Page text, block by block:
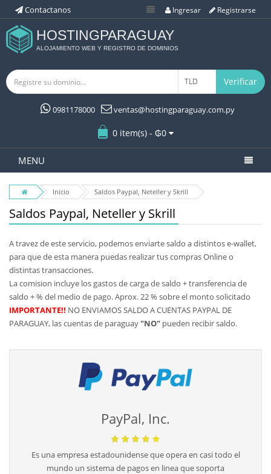
Contactanos Ingresar Registrarse
HOSTINGPARAGUAY
ALOJAMIENTO WEB Y REGISTRO DE DOMINIOS
Verificar
0981178000 ventas@hostingparaguay.com.py
0 item(s) - ₲0
MENU
Inicio Saldos Paypal, Neteller y Skrill
Saldos Paypal, Neteller y Skrill
A travez de este servicio, podemos enviarte saldo a distintos e-wallet,
para que de esta manera puedas realizar tus compras Online o
distintas transacciones.
La comision incluye los gastos de carga de saldo + transferencia de
saldo + % del medio de pago. Aprox. 22 % sobre el monto solicitado
IMPORTANTE!! NO ENVIAMOS SALDO A CUENTAS PAYPAL DE
PARAGUAY, las cuentas de paraguay "NO" pueden recibir saldo.
PayPal, Inc.
Es una empresa estadounidense que opera en casi todo el
mundo un sistema de pagos en linea que soporta